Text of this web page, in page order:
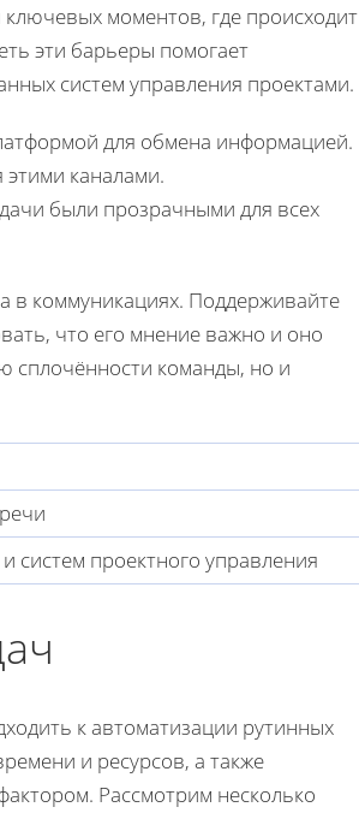
моментов, где происходит
эти барьеры помогает
систем управления проектами.
для обмена информацией.
этими каналами.
были прозрачными для всех
в коммуникациях. Поддерживайте
что его мнение важно и оно
сплочённости команды, но и
систем проектного управления
к автоматизации рутинных
и ресурсов, а также
Рассмотрим несколько